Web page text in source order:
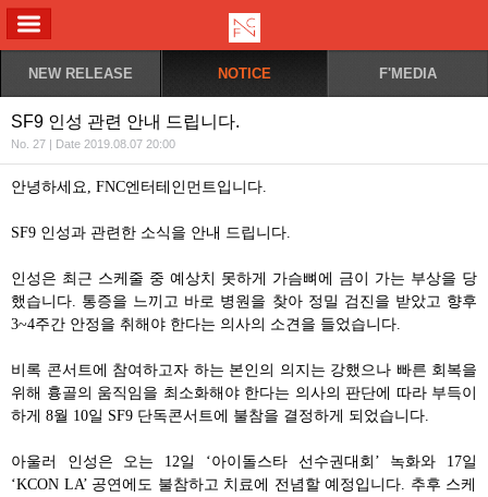
NEW RELEASE NOTICE F'MEDIA
SF9 인성 관련 안내 드립니다.
No. 27 | Date 2019.08.07 20:00
안녕하세요, FNC엔터테인먼트입니다.
SF9 인성과 관련한 소식을 안내 드립니다.
인성은 최근 스케줄 중 예상치 못하게 가슴뼈에 금이 가는 부상을 당
했습니다. 통증을 느끼고 바로 병원을 찾아 정밀 검진을 받았고 향후
3~4주간 안정을 취해야 한다는 의사의 소견을 들었습니다.
비록 콘서트에 참여하고자 하는 본인의 의지는 강했으나 빠른 회복을
위해 흉골의 움직임을 최소화해야 한다는 의사의 판단에 따라 부득이
하게 8월 10일 SF9 단독콘서트에 불참을 결정하게 되었습니다.
아울러 인성은 오는 12일 ‘아이돌스타 선수권대회 ’ 녹화와 17일
‘KCON LA’ 공연에도 불참하고 치료에 전념할 예정입니다. 추후 스케